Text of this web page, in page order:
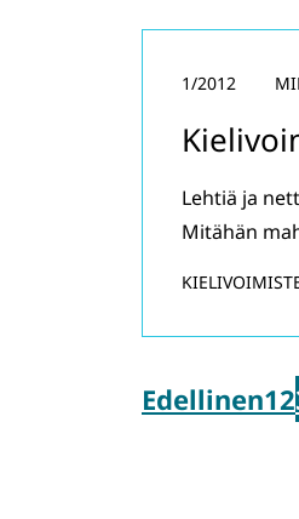
1/2012
Lehtiä ja
Mitähän
Edellinen12